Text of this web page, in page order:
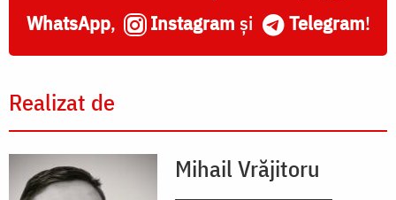
WhatsApp, Instagram și Telegram!
Realizat de
Mihail Vrăjitoru